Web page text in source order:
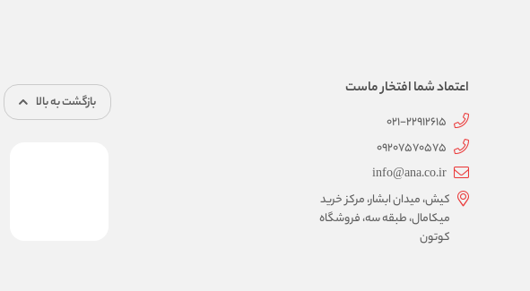
اعتماد شما افتخار ماست
021-22912615
09207570575
info@ana.co.ir
کیش، میدان ابشار، مرکز خرید
میکامال، طبقه سه، فروشگاه
کوتون
بازگشت به بالا